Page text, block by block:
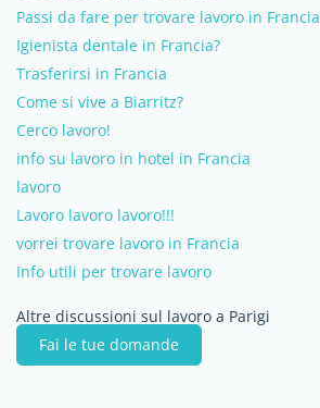
Passi da fare per trovare lavoro in Francia
Igienista dentale in Francia?
Trasferirsi in Francia
Come si vive a Biarritz?
Cerco lavoro!
info su lavoro in hotel in Francia
lavoro
Lavoro lavoro lavoro!!!
vorrei trovare lavoro in Francia
Info utili per trovare lavoro
Altre discussioni sul lavoro a Parigi
Fai le tue domande